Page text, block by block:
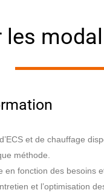
et de chauffage
méthode.
fonction des besoins
et l’optimisation